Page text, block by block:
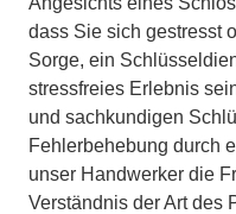
dass Sie sich gestresst
Sorge, ein
stressfreies Erlebnis
und sachkundigen
Fehlerbehebung durch
unser Handwerker die
Verständnis der Art des